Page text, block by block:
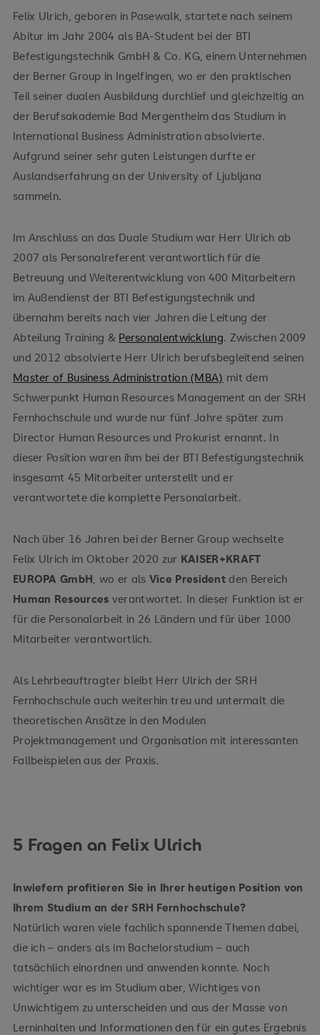
Felix Ulrich, geboren in Pasewalk, startete nach seinem
Abitur im Jahr 2004 als BA-Student bei der BTI
Befestigungstechnik GmbH & Co. KG, einem Unternehmen
der Berner Group in Ingelfingen, wo er den praktischen
Teil seiner dualen Ausbildung durchlief und gleichzeitig an
der Berufsakademie Bad Mergentheim das Studium in
International Business Administration absolvierte.
Aufgrund seiner sehr guten Leistungen durfte er
Auslandserfahrung an der University of Ljubljana
sammeln.
Im Anschluss an das Duale Studium war Herr Ulrich ab
2007 als Personalreferent verantwortlich für die
Betreuung und Weiterentwicklung von 400 Mitarbeitern
im Außendienst der BTI Befestigungstechnik und
übernahm bereits nach vier Jahren die Leitung der
Abteilung Training & Personalentwicklung. Zwischen 2009
und 2012 absolvierte Herr Ulrich berufsbegleitend seinen
Master of Business Administration (MBA) mit dem
Schwerpunkt Human Resources Management an der SRH
Fernhochschule und wurde nur fünf Jahre später zum
Director Human Resources und Prokurist ernannt. In
dieser Position waren ihm bei der BTI Befestigungstechnik
insgesamt 45 Mitarbeiter unterstellt und er
verantwortete die komplette Personalarbeit.
Nach über 16 Jahren bei der Berner Group wechselte
Felix Ulrich im Oktober 2020 zur KAISER+KRAFT
EUROPA GmbH , wo er als Vice Presidentden Bereich
Human Resources verantwortet. In dieser Funktion ist er
für die Personalarbeit in 26 Ländern und für über 1000
Mitarbeiter verantwortlich.
Als Lehrbeauftragter bleibt Herr Ulrich der SRH
Fernhochschule auch weiterhin treu und untermalt die
theoretischen Ansätze in den Modulen
Projektmanagement und Organisation mit interessanten
Fallbeispielen aus der Praxis.
5 Fragen an Felix Ulrich
Inwiefern profitieren Sie in Ihrer heutigen Position von
Ihrem Studium an der SRH Fernhochschule?
Natürlich waren viele fachlich spannende Themen dabei,
die ich – anders als im Bachelorstudium – auch
tatsächlich einordnen und anwenden konnte. Noch
wichtiger war es im Studium aber, Wichtiges von
Unwichtigem zu unterscheiden und aus der Masse von
Lerninhalten und Informationen den für ein gutes Ergebnis